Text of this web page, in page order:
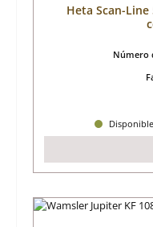
Heta Scan-
Número